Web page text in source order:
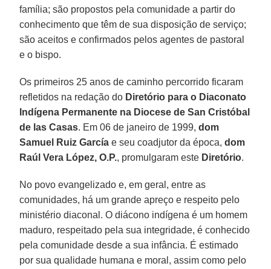
família; são propostos pela comunidade a partir do
conhecimento que têm de sua disposição de serviço;
são aceitos e confirmados pelos agentes de pastoral
e o bispo.
Os primeiros 25 anos de caminho percorrido ficaram
refletidos na redação do Diretório para o Diaconato
Indígena Permanente na Diocese de San Cristóbal
de las Casas. Em 06 de janeiro de 1999,dom
Samuel Ruiz García e seu coadjutor da época,dom
Raúl Vera López, O.P., promulgaram este Diretório.
No povo evangelizado e, em geral, entre as
comunidades, há um grande apreço e respeito pelo
ministério diaconal. O diácono indígena é um homem
maduro, respeitado pela sua integridade, é conhecido
pela comunidade desde a sua infância. É estimado
por sua qualidade humana e moral, assim como pelo